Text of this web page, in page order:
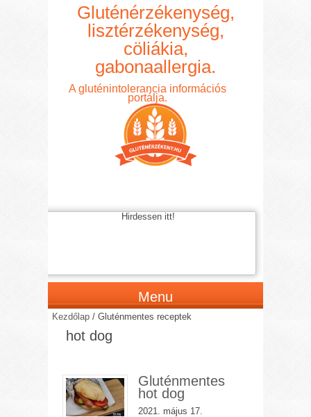
Gluténérzékenység,
lisztérzékenység,
cöliákia,
gabonaallergia.
A gluténintolerancia információs
portálja.
Hirdessen itt!
Menu
Kezdőlap /Gluténmentes receptek
hot dog
Gluténmentes
hot dog
2021. május 17.